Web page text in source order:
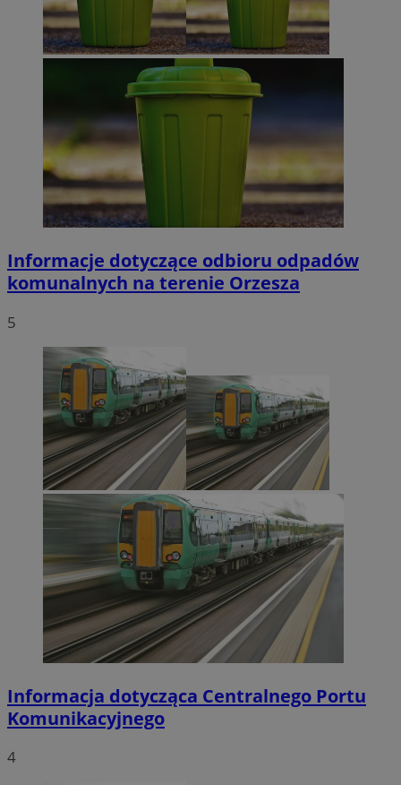
Informacje dotyczące odbioru odpadów
komunalnych na terenie Orzesza
5
Informacja dotycząca Centralnego Portu
Komunikacyjnego
4